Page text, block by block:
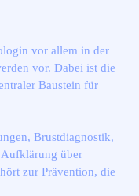
vor allem in der
vor. Dabei ist die
Baustein für
Brustdiagnostik,
über
zur Prävention, die